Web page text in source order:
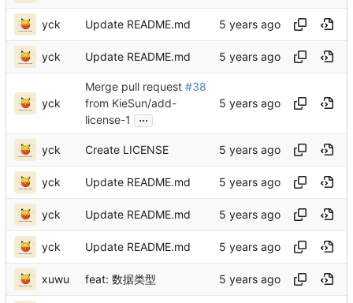
yck Update README.md
yck Update README.md
yck
Merge pull request #38
from KieSun/add-
license-1
...
yck Create LICENSE
yck Update README.md
yck Update README.md
yck Update README.md
xuwu feat: 数据类型